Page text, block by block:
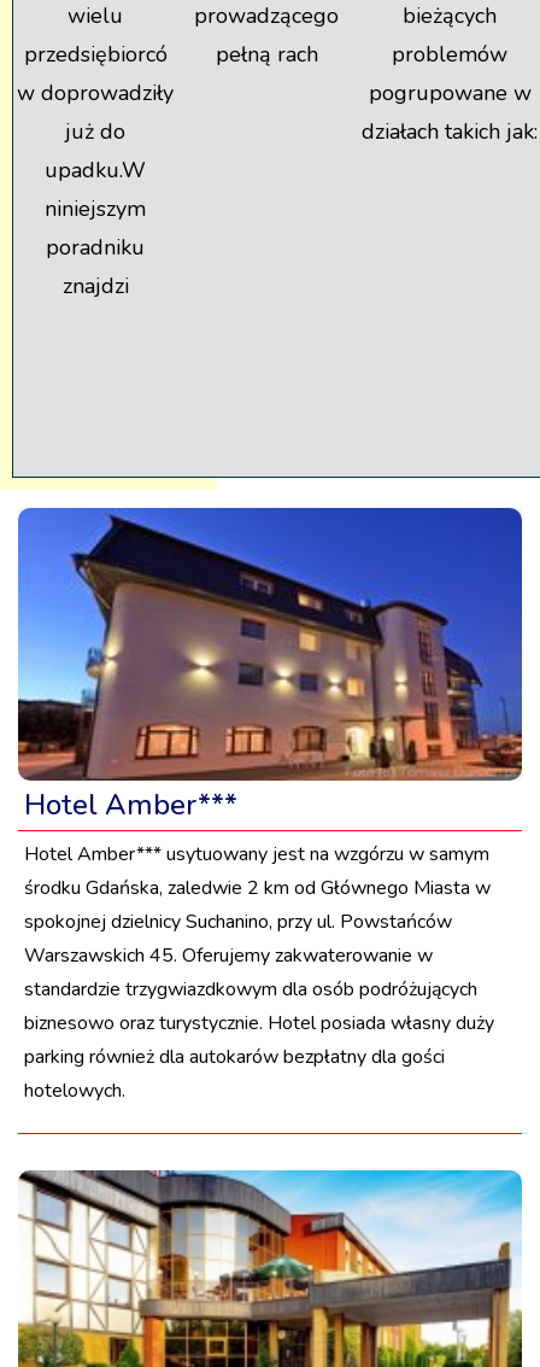
wielu
przedsiębiorcó
w doprowadziły
już do
upadku.W
niniejszym
poradniku
znajdzi
prowadzącego
pełną rach
bieżących
problemów
pogrupowane w
działach takich jak:
Hotel Amber***
Hotel Amber*** usytuowany jest na wzgórzu w samym
środku Gdańska, zaledwie 2 km od Głównego Miasta w
spokojnej dzielnicy Suchanino, przy ul. Powstańców
Warszawskich 45. Oferujemy zakwaterowanie w
standardzie trzygwiazdkowym dla osób podróżujących
biznesowo oraz turystycznie. Hotel posiada własny duży
parking również dla autokarów bezpłatny dla gości
hotelowych.